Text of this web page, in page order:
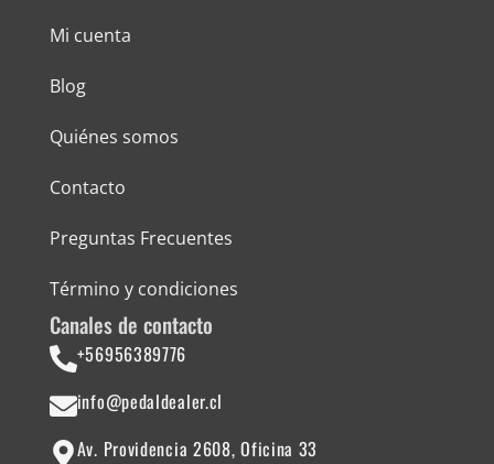
Mi cuenta
Blog
Quiénes somos
Contacto
Preguntas Frecuentes
Término y condiciones
Canales de contacto
+56956389776
info@pedaldealer.cl
Av. Providencia 2608, Oficina 33